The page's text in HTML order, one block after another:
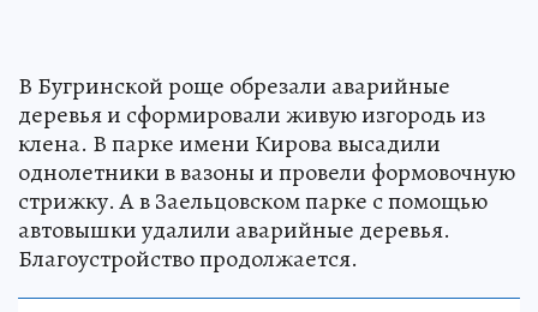
В Бугринской роще обрезали аварийные
деревья и сформировали живую изгородь из
клена. В парке имени Кирова высадили
однолетники в вазоны и провели формовочную
стрижку. А в Заельцовском парке с помощью
автовышки удалили аварийные деревья.
Благоустройство продолжается.